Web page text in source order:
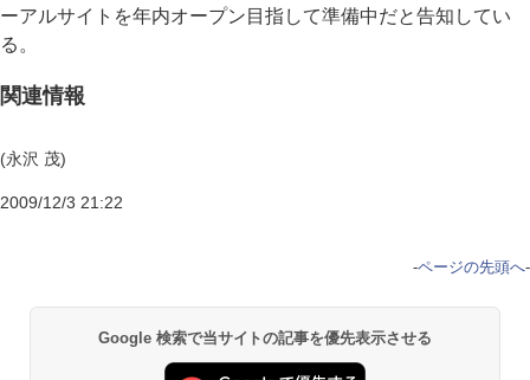
ーアルサイトを年内オープン目指して準備中だと告知してい
る。
関連情報
(永沢 茂)
2009/12/3 21:22
-ページの先頭へ-
Google 検索で当サイトの記事を優先表示させる